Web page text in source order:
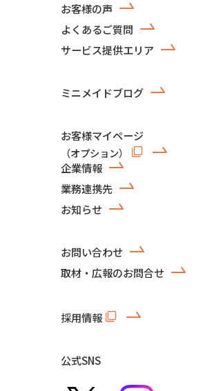
お客様の声
よくあるご質問
サービス提供エリア
ミニメイドブログ
お客様マイページ
（オプション）
企業情報
業務連携先
お知らせ
お問い合わせ
取材・広報のお問合せ
採用情報
公式SNS